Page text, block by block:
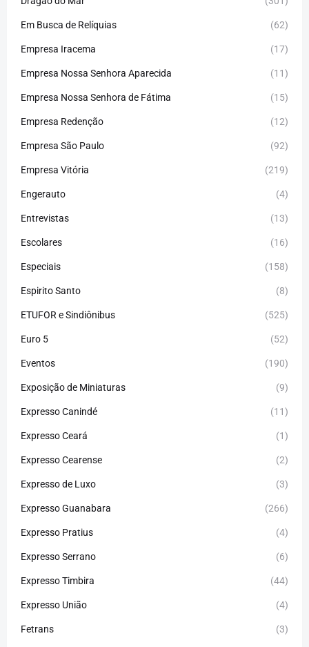
Em Busca de Relíquias (62)
Empresa Iracema (17)
Empresa Nossa Senhora Aparecida (11)
Empresa Nossa Senhora de Fátima (15)
Empresa Redenção (12)
Empresa São Paulo (92)
Empresa Vitória (219)
Engerauto (4)
Entrevistas (13)
Escolares (16)
Especiais (158)
Espirito Santo (8)
ETUFOR e Sindiônibus (525)
Euro 5 (52)
Eventos (190)
Exposição de Miniaturas (9)
Expresso Canindé (11)
Expresso Ceará (1)
Expresso Cearense (2)
Expresso de Luxo (3)
Expresso Guanabara (266)
Expresso Pratius (4)
Expresso Serrano (6)
Expresso Timbira (44)
Expresso União (4)
Fetrans (3)